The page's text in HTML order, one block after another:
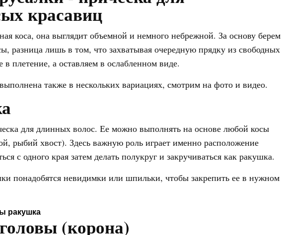
красавиц
коса, она выглядит объемной и немного небрежной. За основу берем
разница лишь в том, что захватывая очередную прядку из свободных
в плетение, а оставляем в ослабленном виде.
также в нескольких вариациях, смотрим на фото и видео.
для длинных волос. Ее можно выполнять на основе любой косы
рыбий хвост). Здесь важную роль играет именно расположение
с одного края затем делать полукруг и закручиваться как ракушка.
понадобятся невидимки или шпильки, чтобы закрепить ее в нужном
ракушка
(корона)